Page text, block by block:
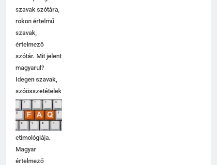
szavak szótára,
rokon értelmű
szavak,
értelmező
szótár. Mit jelent
magyarul?
Idegen szavak,
szóösszetételek
jelentése,
magyarázata,
használata,
etimológiája.
Magyar
értelmező